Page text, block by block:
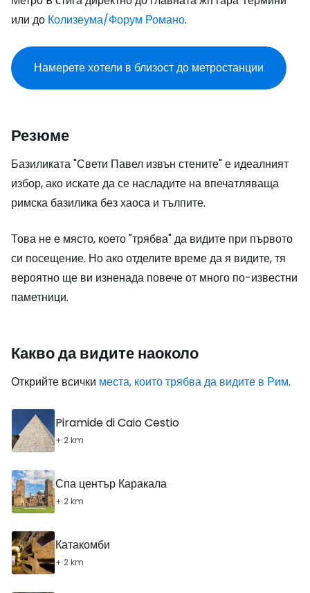
или до Колизеума/Форум Романо.
Намерете хотели в близост до метростанции
Резюме
Базиликата "Свети Павел извън стените" е идеалният
избор, ако искате да се насладите на впечатляваща
римска базилика без хаоса и тълпите.
Това не е място, което "трябва" да видите при първото
си посещение. Но ако отделите време да я видите, тя
вероятно ще ви изненада повече от много по-известни
паметници.
Какво да видите наоколо
Открийте всички места, които трябва да видите в Рим.
Piramide di Caio Cestio
+ 2 km
Спа център Каракала
+ 2 km
Катакомби
+ 2 km